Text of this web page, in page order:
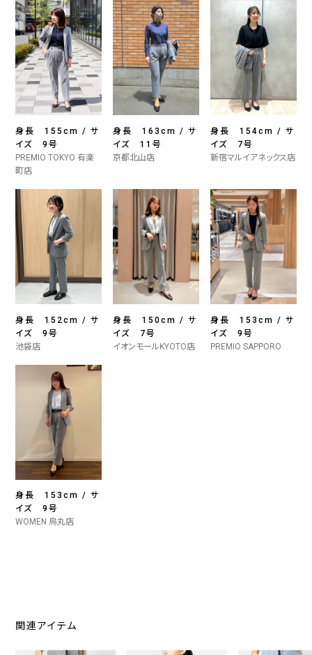
身長 155cm / サ
イズ 9号
PREMIO TOKYO 有楽
町店
身長 163cm / サ
イズ 11号
京都北山店
身長 154cm / サ
イズ 7号
新宿マルイアネックス店
身長 152cm / サ
イズ 9号
池袋店
身長 150cm / サ
イズ 7号
イオンモールKYOTO店
身長 153cm / サ
イズ 9号
PREMIO SAPPORO
身長 153cm / サ
イズ 9号
WOMEN 烏丸店
関連アイテム